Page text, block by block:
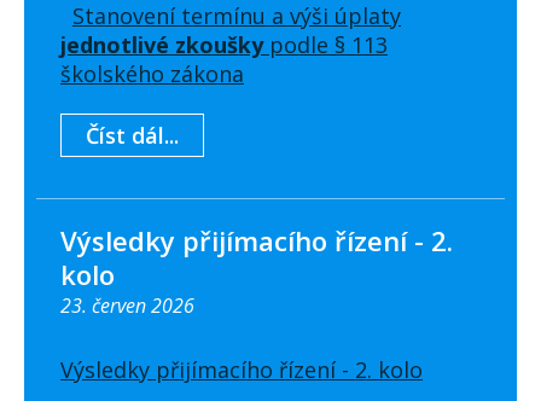
Stanovení termínu a výši úplaty
jednotlivé zkouškypodle § 113
školského zákona
Číst dál...
Výsledky přijímacího řízení - 2.
kolo
23. červen 2026
Výsledky přijímacího řízení - 2. kolo